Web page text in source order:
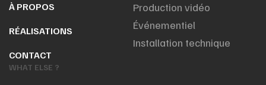
À PROPOS
RÉALISATIONS
CONTACT
Production vidéo
Événementiel
Installation technique
WHAT ELSE ?